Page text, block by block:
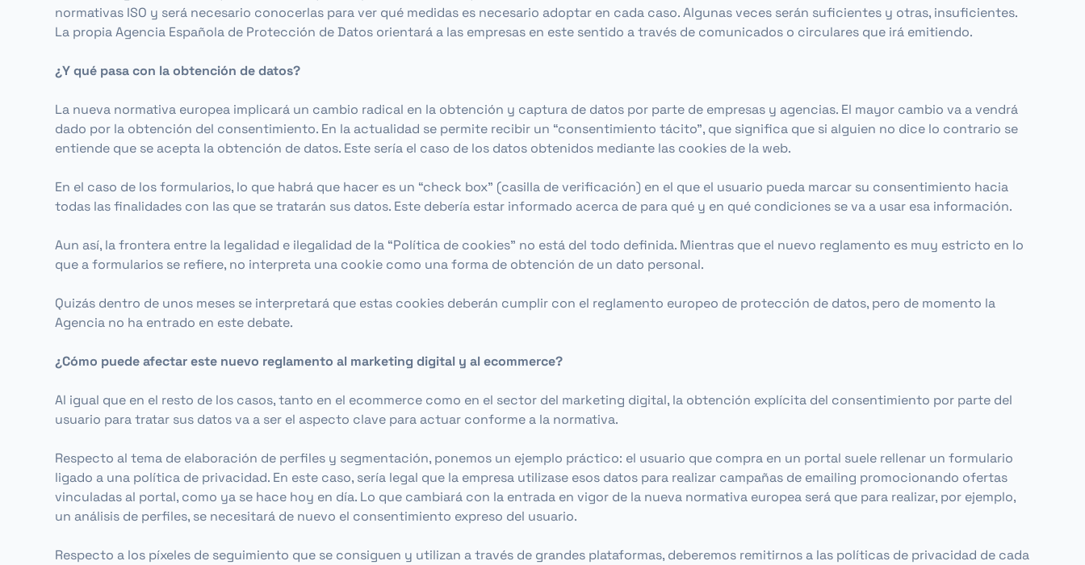
normativas ISO y será necesario conocerlas para ver qué medidas es necesario adoptar en cada caso. Algunas veces serán suficientes y otras, insuficientes.
La propia Agencia Española de Protección de Datos orientará a las empresas en este sentido a través de comunicados o circulares que irá emitiendo.
¿Y qué pasa con la obtención de datos?
La nueva normativa europea implicará un cambio radical en la obtención y captura de datos por parte de empresas y agencias. El mayor cambio va a vendrá
dado por la obtención del consentimiento. En la actualidad se permite recibir un “consentimiento tácito”, que significa que si alguien no dice lo contrario se
entiende que se acepta la obtención de datos. Este sería el caso de los datos obtenidos mediante las cookies de la web.
En el caso de los formularios, lo que habrá que hacer es un “check box” (casilla de verificación) en el que el usuario pueda marcar su consentimiento hacia
todas las finalidades con las que se tratarán sus datos. Este debería estar informado acerca de para qué y en qué condiciones se va a usar esa información.
Aun así, la frontera entre la legalidad e ilegalidad de la “Política de cookies” no está del todo definida. Mientras que el nuevo reglamento es muy estricto en lo
que a formularios se refiere, no interpreta una cookie como una forma de obtención de un dato personal.
Quizás dentro de unos meses se interpretará que estas cookies deberán cumplir con el reglamento europeo de protección de datos, pero de momento la
Agencia no ha entrado en este debate.
¿Cómo puede afectar este nuevo reglamento al marketing digital y al ecommerce?
Al igual que en el resto de los casos, tanto en el ecommerce como en el sector del marketing digital, la obtención explícita del consentimiento por parte del
usuario para tratar sus datos va a ser el aspecto clave para actuar conforme a la normativa.
Respecto al tema de elaboración de perfiles y segmentación, ponemos un ejemplo práctico: el usuario que compra en un portal suele rellenar un formulario
ligado a una política de privacidad. En este caso, sería legal que la empresa utilizase esos datos para realizar campañas de emailing promocionando ofertas
vinculadas al portal, como ya se hace hoy en día. Lo que cambiará con la entrada en vigor de la nueva normativa europea será que para realizar, por ejemplo,
un análisis de perfiles, se necesitará de nuevo el consentimiento expreso del usuario.
Respecto a los píxeles de seguimiento que se consiguen y utilizan a través de grandes plataformas, deberemos remitirnos a las políticas de privacidad de cada